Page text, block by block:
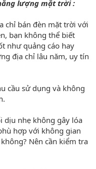
lượng mặt trời :
chỉ bán đèn mặt trời với
bạn không thể biết
như quảng cáo hay
địa chỉ lâu năm, uy tín
cầu sử dụng và không
dịu nhẹ không gây lóa
hợp với không gian
Nên cần kiểm tra